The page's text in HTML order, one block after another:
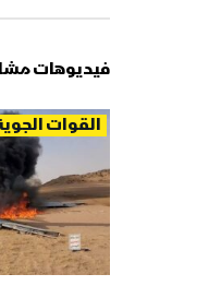
فيديوهات
القوات